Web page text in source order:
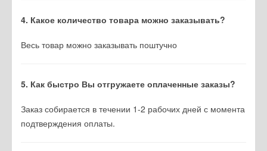
4. Какое количество товара можно заказывать?
Весь товар можно заказывать поштучно
5. Как быстро Вы отгружаете оплаченные заказы?
Заказ собирается в течении 1-2 рабочих дней с момента
подтверждения оплаты.